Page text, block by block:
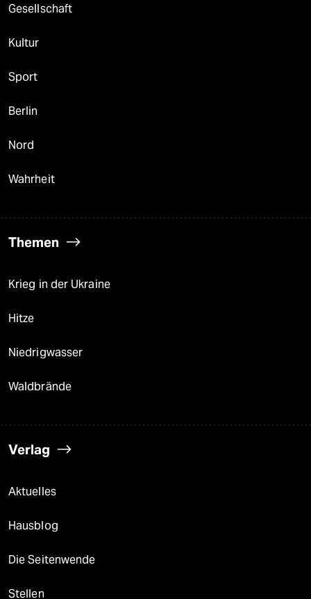
Gesellschaft
Kultur
Sport
Berlin
Nord
Wahrheit
Themen
Krieg in der Ukraine
Hitze
Niedrigwasser
Waldbrände
Verlag
Aktuelles
Hausblog
Die Seitenwende
Stellen